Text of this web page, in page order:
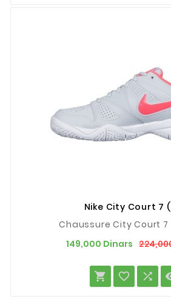
Nike City Court 7
Chaussure City Court 7
149,000 Dinars
  